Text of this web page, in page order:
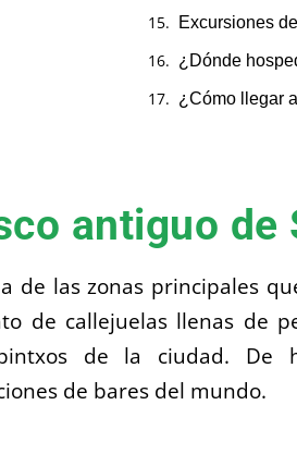
Excursiones
¿Dónde
¿Cómo llegar
antiguo de
de las zonas principales
de callejuelas llenas de
de la ciudad.
de bares del mundo.